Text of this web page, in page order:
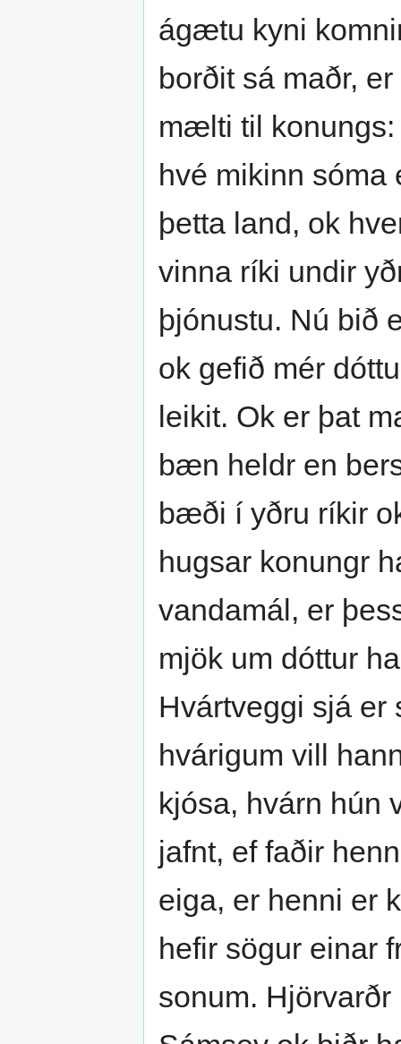
ágætu kyni
borðit sá maðr,
mælti til konungs:
hvé mikinn sóma
þetta land, ok
vinna ríki undir
þjónustu. Nú bið
ok gefið mér
leikit. Ok er þat
bæn heldr en
bæði í yðru ríkir
hugsar konungr
vandamál, er
mjök um dóttur
Hvártveggi sjá
hvárigum vill
kjósa, hvárn hún
jafnt, ef faðir
eiga, er henni er
hefir sögur einar
sonum.